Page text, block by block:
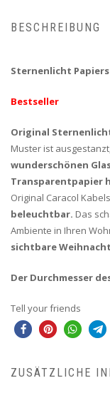
BESCHREIBUNG
Sternenlicht
Bestseller
Original
Muster ist
wunderschönen
Transparentpapier
Original Caracol
beleuchtbar. Das
Ambiente in Ihren
sichtbare
Der Durchmesser
Tell your friends
ZUSÄTZLICHE